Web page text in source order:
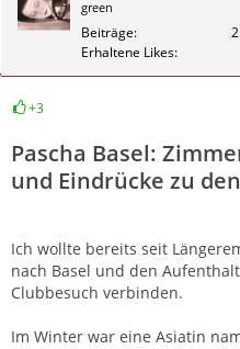
green
Beiträge
Erhaltene Likes
+3
Pascha Basel:
und Eindrücke zu
Ich wollte bereits seit
nach Basel und den
Clubbesuch verbinden.
Im Winter war eine Asiatin